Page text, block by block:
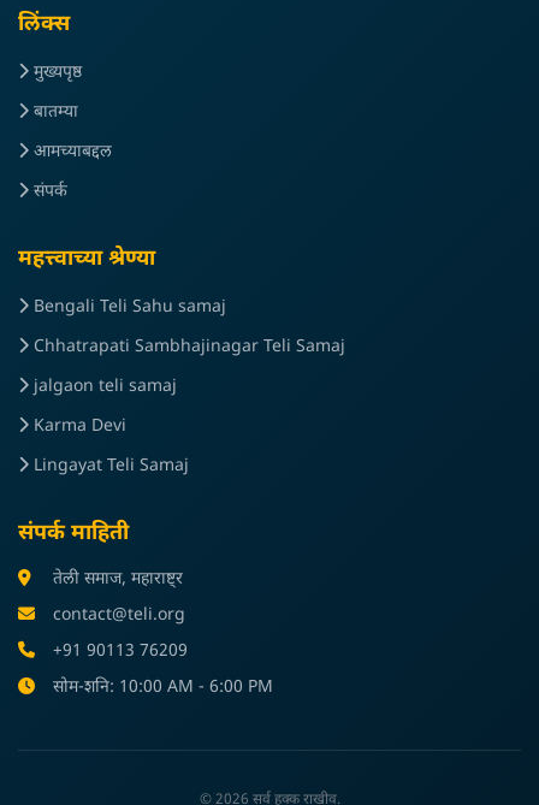
लिंक्स
मुख्यपृष्ठ
बातम्या
आमच्याबद्दल
संपर्क
महत्त्वाच्या श्रेण्या
Bengali Teli Sahu samaj
Chhatrapati Sambhajinagar Teli Samaj
jalgaon teli samaj
Karma Devi
Lingayat Teli Samaj
संपर्क माहिती
तेली समाज, महाराष्ट्र
contact@teli.org
+91 90113 76209
सोम-शनि: 10:00 AM - 6:00 PM
© 2026 सर्व हक्क राखीव.